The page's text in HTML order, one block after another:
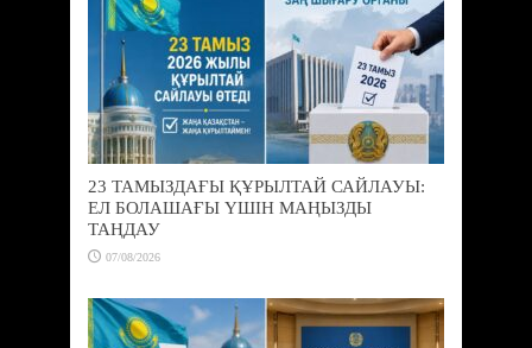
23 ТАМЫЗДАҒЫ ҚҰРЫЛТАЙ САЙЛАУЫ:
ЕЛ БОЛАШАҒЫ ҮШІН МАҢЫЗДЫ
ТАҢДАУ
07/08/2026